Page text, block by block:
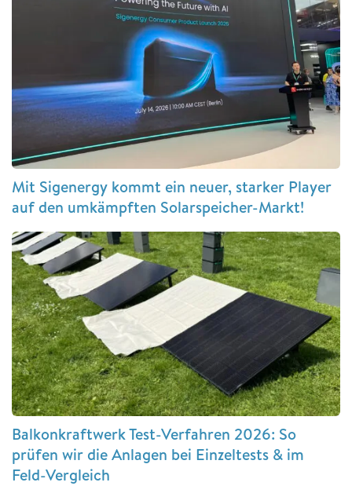
Mit Sigenergy kommt ein neuer, starker Player
auf den umkämpften Solarspeicher-Markt!
Balkonkraftwerk Test-Verfahren 2026: So
prüfen wir die Anlagen bei Einzeltests & im
Feld-Vergleich